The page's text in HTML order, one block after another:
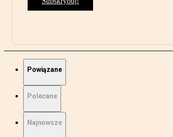
Powiązane
Polecane
Najnowsze